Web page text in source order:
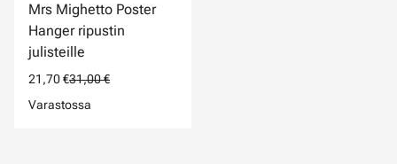
Mrs Mighetto Poster
Hanger ripustin
julisteille
21,70 €31,00 €
Varastossa